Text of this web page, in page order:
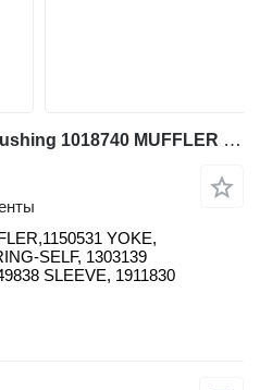
Крепежные элементы Bushing 1018740 MUFFLER для фронтального погрузчика Caterpillar 950G, 962G, IT62G
YOKE,
SELF, 1303139
SLEEVE, 1911830